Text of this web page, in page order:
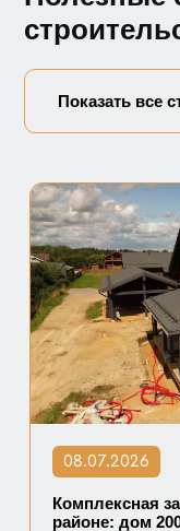
Показать все
08.07.2026
Комплексная
районе: дом